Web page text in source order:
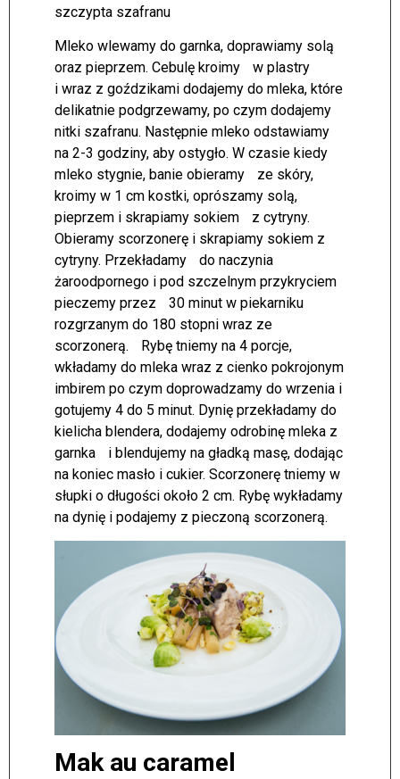
szczypta szafranu
Mleko wlewamy do garnka, doprawiamy solą
oraz pieprzem. Cebulę kroimy w plastry
i wraz z goździkami dodajemy do mleka, które
delikatnie podgrzewamy, po czym dodajemy
nitki szafranu. Następnie mleko odstawiamy
na 2-3 godziny, aby ostygło. W czasie kiedy
mleko stygnie, banie obieramy ze skóry,
kroimy w 1 cm kostki, oprószamy solą,
pieprzem i skrapiamy sokiem z cytryny.
Obieramy scorzonerę i skrapiamy sokiem z
cytryny. Przekładamy do naczynia
żaroodpornego i pod szczelnym przykryciem
pieczemy przez 30 minut w piekarniku
rozgrzanym do 180 stopni wraz ze
scorzonerą. Rybę tniemy na 4 porcje,
wkładamy do mleka wraz z cienko pokrojonym
imbirem po czym doprowadzamy do wrzenia i
gotujemy 4 do 5 minut. Dynię przekładamy do
kielicha blendera, dodajemy odrobinę mleka z
garnka i blendujemy na gładką masę, dodając
na koniec masło i cukier. Scorzonerę tniemy w
słupki o długości około 2 cm. Rybę wykładamy
na dynię i podajemy z pieczoną scorzonerą.
Mak au caramel